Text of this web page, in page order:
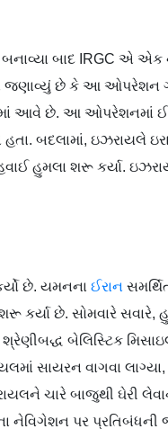
બનાવ્યા બાદ IRGC એ
છે કે આ ઓપરેશન
આવે છે. આ ઓપરેશનમાં
બદલામાં, ઇઝરાયલે
હુમલા શરૂ કર્યા.
છે. યમનના ઈરાન
કર્યા છે. સોમવારે સવારે,
બેલિસ્ટિક
સાયરન વાગવા લાગ્યા,
ચારે બાજુથી ઘેરી
નેવિગેશન પર પ્રતિબંધની